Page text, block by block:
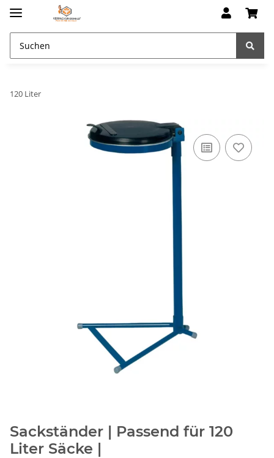
120 Liter
Sackständer | Passend für 120
Liter Säcke |